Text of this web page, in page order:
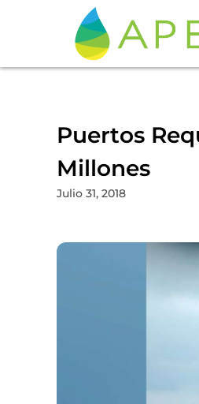
Puertos
Millones
Julio 31, 2018